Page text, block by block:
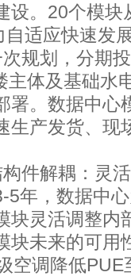
设。20个模块
适应快速发
规划，分期
主体及基础水
署。数据中心
生产发货、现
件解耦：灵
5年，数据中
块灵活调整内
块未来的可用
空调降低PUE